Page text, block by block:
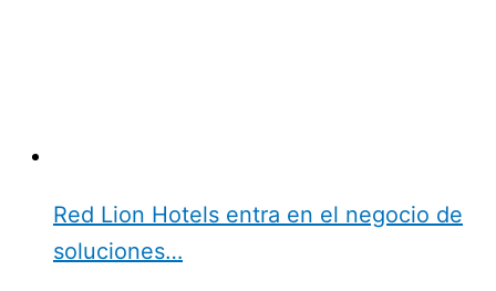
Red Lion Hotels entra en el negocio de
soluciones…